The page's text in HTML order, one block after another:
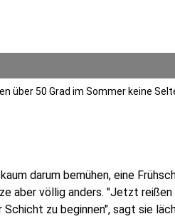
über 50 Grad im Sommer keine
darum bemühen, eine
aber völlig anders. "Jetzt
zu beginnen", sagt sie